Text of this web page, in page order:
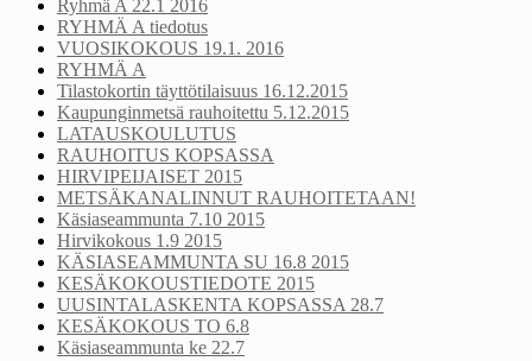
Ryhmä A 22.1 2016
RYHMÄ A tiedotus
VUOSIKOKOUS 19.1. 2016
RYHMÄ A
Tilastokortin täyttötilaisuus 16.12.2015
Kaupunginmetsä rauhoitettu 5.12.2015
LATAUSKOULUTUS
RAUHOITUS KOPSASSA
HIRVIPEIJAISET 2015
METSÄKANALINNUT RAUHOITETAAN!
Käsiaseammunta 7.10 2015
Hirvikokous 1.9 2015
KÄSIASEAMMUNTA SU 16.8 2015
KESÄKOKOUSTIEDOTE 2015
UUSINTALASKENTA KOPSASSA 28.7
KESÄKOKOUS TO 6.8
Käsiaseammunta ke 22.7